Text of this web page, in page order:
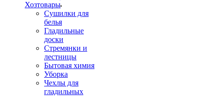
Хозтовары
Сушилки для
белья
Гладильные
доски
Стремянки и
лестницы
Бытовая химия
Уборка
Чехлы для
гладильных